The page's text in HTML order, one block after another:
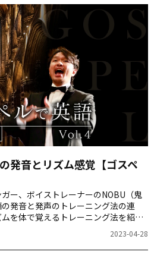
発音とリズム感覚【ゴスペ
ー、ボイストレーナーのNOBU（鬼
発音と発声のトレーニング法の連
を体で覚えるトレーニング法を紹介
できるゴスペル動画も紹介するので、
the Saints Go Marching In （聖者の行
2023-04-28